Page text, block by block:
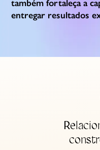
também fortaleça a
entregar resultados